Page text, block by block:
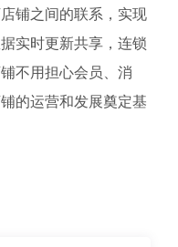
铺之间的联系，实现
实时更新共享，连锁
不用担心会员、消
的运营和发展奠定基